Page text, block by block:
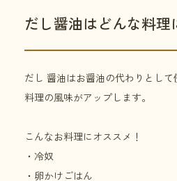
だし醤油はどんな料理
だし 醤油はお醤油の代わりとし
料理の風味がアップします。
こんなお料理にオススメ！
・冷奴
・卵かけごはん